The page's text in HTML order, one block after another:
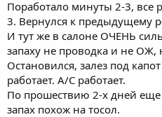
Поработало минуты 2-3, все
3. Вернулся к предыдущему
И тут же в салоне ОЧЕНЬ
запаху не проводка и не ОЖ,
Остановился, залез под
работает. A/C работает.
По прошествию 2-х дней
запах похож на тосол.